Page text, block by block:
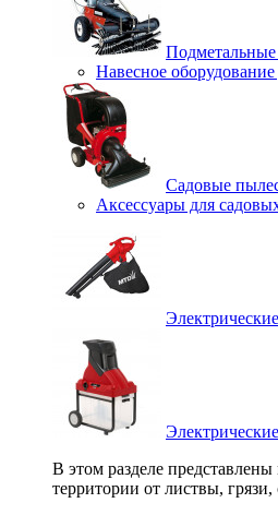
Навесное
Садовые
Аксессуары для
В этом разделе
территории от листвы,